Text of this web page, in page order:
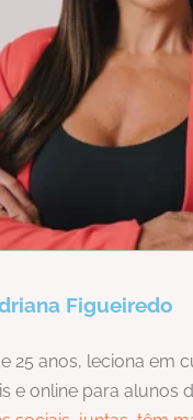
Figueiredo
25 anos, leciona em
e online para alunos